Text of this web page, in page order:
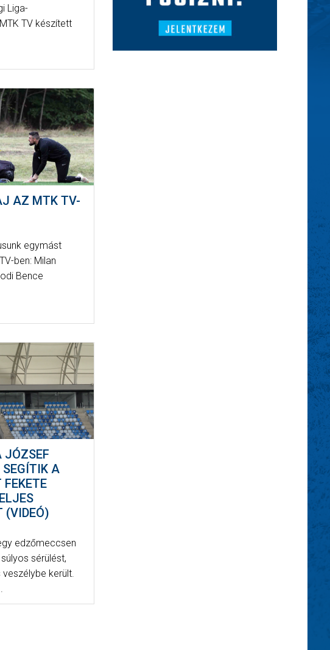
Liga-
TV készített
AZ MTK TV-
egymást
ben: Milan
Bence
JÓZSEF
A
(VIDEÓ)
edzőmeccsen
sérülést,
került.